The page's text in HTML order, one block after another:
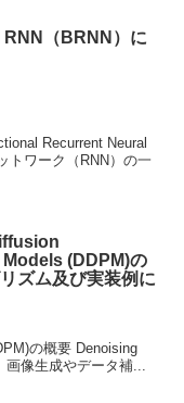
（BRNN）に
Recurrent Neural
トワーク（RNN）の一
(DDPM)の
ズム及び実装例に
の概要 Denoising
像生成やデータ補...